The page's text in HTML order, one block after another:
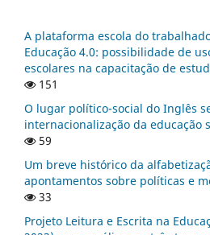
A plataforma escola do
Educação 4.0: possibilidade de
escolares na capacitação de
151
O lugar político-social do Inglês
internacionalização da educação
59
Um breve histórico da
apontamentos sobre políticas e
33
Projeto Leitura e Escrita na